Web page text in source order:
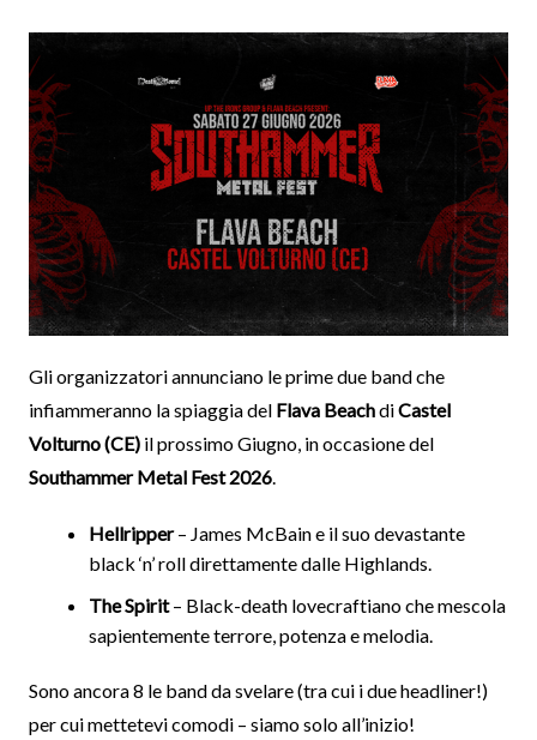
Gli organizzatori annunciano le prime due band che
infiammeranno la spiaggia del Flava BeachdiCastel
Volturno (CE)il prossimo Giugno, in occasione del
Southammer Metal Fest 2026.
Hellripper– James McBain e il suo devastante
black ‘n’ roll direttamente dalle Highlands.
The Spirit– Black-death lovecraftiano che mescola
sapientemente terrore, potenza e melodia.
Sono ancora 8 le band da svelare (tra cui i due headliner!)
per cui mettetevi comodi – siamo solo all’inizio!